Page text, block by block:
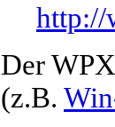
http://
Der
(z.B.